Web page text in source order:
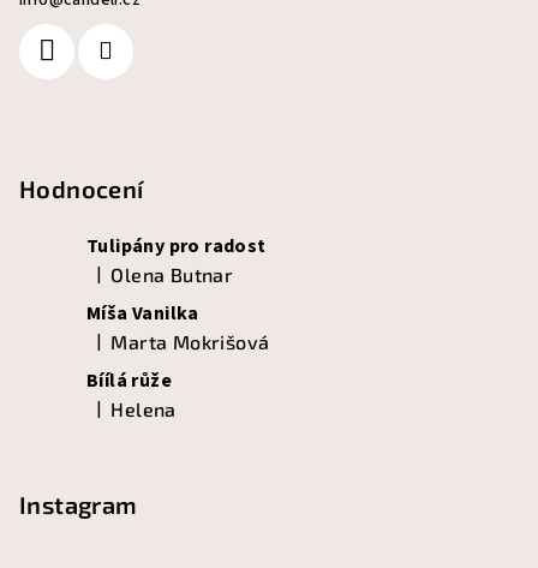
Hodnocení
Tulipány pro radost
Hodnocení produktu je 5 z 5 hvězdiček.
Olena Butnar
Míša Vanilka
Hodnocení produktu je 5 z 5 hvězdiček.
Marta Mokrišová
Bíílá růže
Hodnocení produktu je 5 z 5 hvězdiček.
Helena
Instagram